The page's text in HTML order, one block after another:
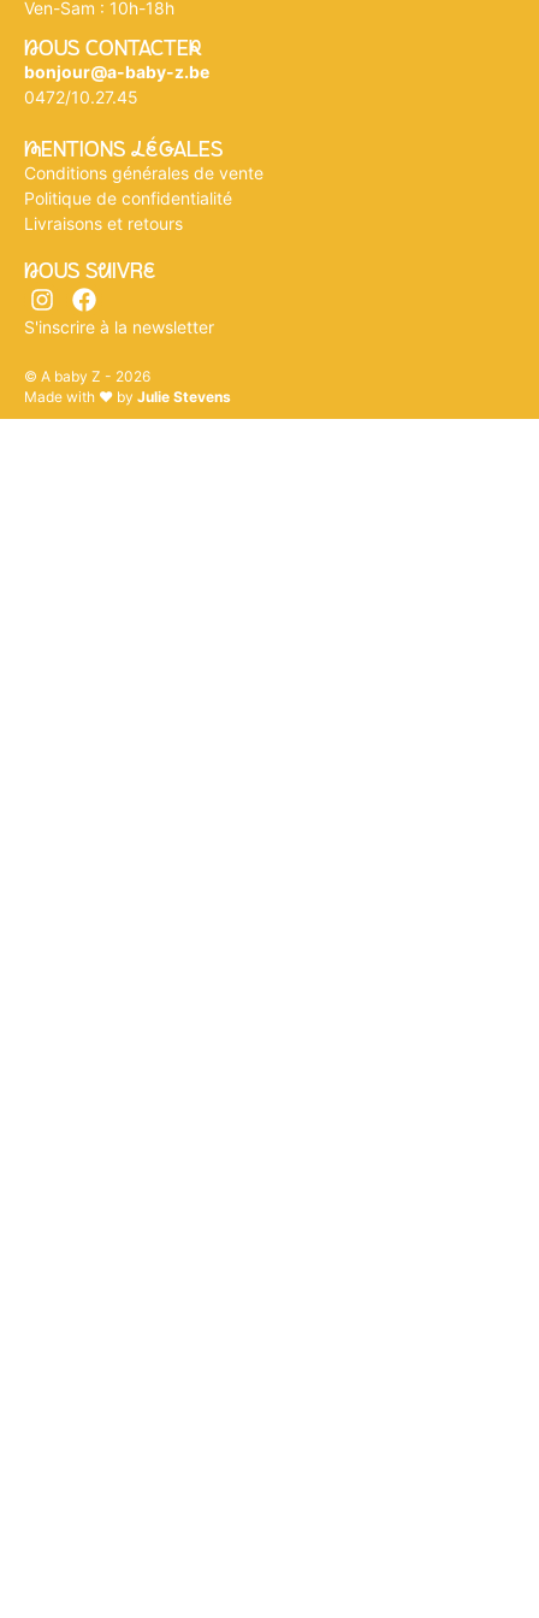
Ven-Sam : 10h-18h
nOUS CONTACTEr
bonjour@a-baby-z.be
0472/10.27.45
mENTIONS légALES
Conditions générales de vente
Politique de confidentialité
Livraisons et retours
nOUS SuIVRe
S'inscrire à la newsletter
© A baby Z - 2026
Made with ♥ by Julie Stevens